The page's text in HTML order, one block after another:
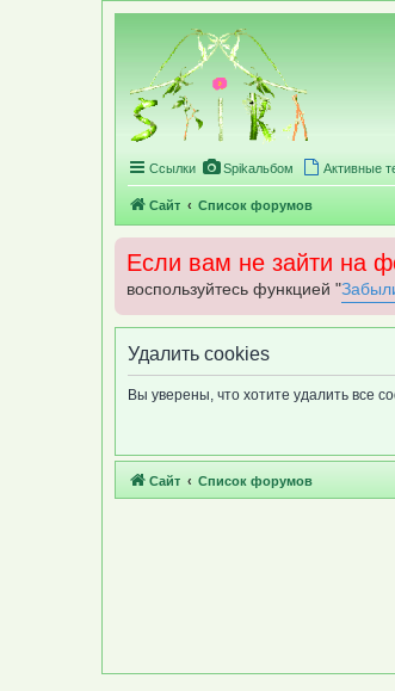
Регистрация
Ссылки Spikальбом Активные
Сайт Список форумов
Если вам не зайти на
воспользуйтесь функцией "
Удалить cookies
Вы уверены, что хотите удалить все
Сайт Список форумов